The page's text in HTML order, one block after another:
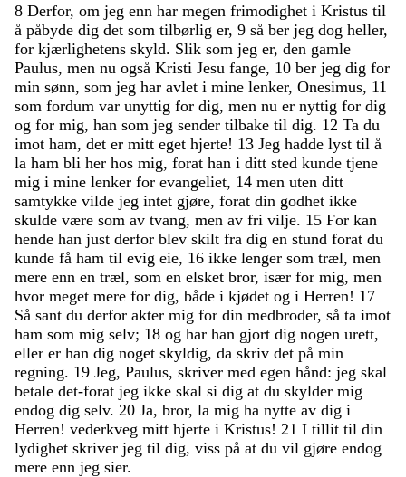
8 Derfor, om jeg enn har megen frimodighet i Kristus til
å påbyde dig det som tilbørlig er, 9 så ber jeg dog heller,
for kjærlighetens skyld. Slik som jeg er, den gamle
Paulus, men nu også Kristi Jesu fange, 10 ber jeg dig for
min sønn, som jeg har avlet i mine lenker, Onesimus, 11
som fordum var unyttig for dig, men nu er nyttig for dig
og for mig, han som jeg sender tilbake til dig. 12 Ta du
imot ham, det er mitt eget hjerte! 13 Jeg hadde lyst til å
la ham bli her hos mig, forat han i ditt sted kunde tjene
mig i mine lenker for evangeliet, 14 men uten ditt
samtykke vilde jeg intet gjøre, forat din godhet ikke
skulde være som av tvang, men av fri vilje. 15 For kan
hende han just derfor blev skilt fra dig en stund forat du
kunde få ham til evig eie, 16 ikke lenger som træl, men
mere enn en træl, som en elsket bror, især for mig, men
hvor meget mere for dig, både i kjødet og i Herren! 17
Så sant du derfor akter mig for din medbroder, så ta imot
ham som mig selv; 18 og har han gjort dig nogen urett,
eller er han dig noget skyldig, da skriv det på min
regning. 19 Jeg, Paulus, skriver med egen hånd: jeg skal
betale det-forat jeg ikke skal si dig at du skylder mig
endog dig selv. 20 Ja, bror, la mig ha nytte av dig i
Herren! vederkveg mitt hjerte i Kristus! 21 I tillit til din
lydighet skriver jeg til dig, viss på at du vil gjøre endog
mere enn jeg sier.